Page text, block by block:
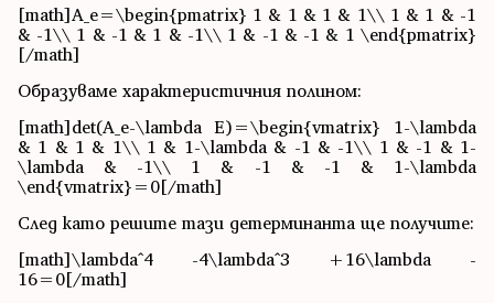
[math]A_e=\begin{pmatrix} 1 & 1 & 1 & 1\\ 1 & 1 & -1
& -1\\ 1 & -1 & 1 & -1\\ 1 & -1 & -1 & 1 \end{pmatrix}
[/math]
Образуваме характеристичния полином:
[math]det(A_e-\lambda E)=\begin{vmatrix} 1-\lambda
& 1 & 1 & 1\\ 1 & 1-\lambda & -1 & -1\\ 1 & -1 & 1-
\lambda & -1\\ 1 & -1 & -1 & 1-\lambda
\end{vmatrix}=0[/math]
След като решите тази детерминанта ще получите:
[math]\lambda^4 -4\lambda^3 +16\lambda -
16=0[/math]